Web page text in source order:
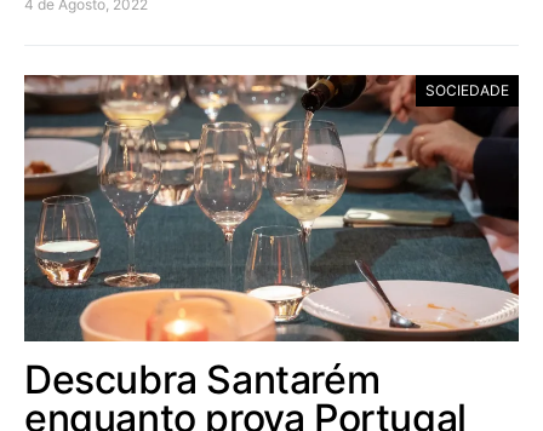
4 de Agosto, 2022
SOCIEDADE
Descubra Santarém
enquanto prova Portugal